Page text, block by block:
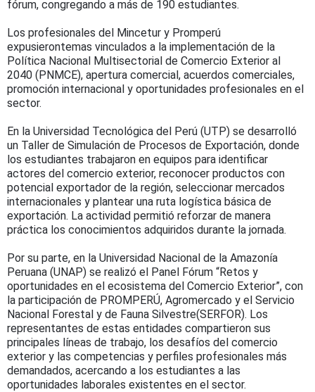
fórum, congregando a más de 190 estudiantes.
Los profesionales del Mincetur y Promperú
expusierontemas vinculados a la implementación de la
Política Nacional Multisectorial de Comercio Exterior al
2040 (PNMCE), apertura comercial, acuerdos comerciales,
promoción internacional y oportunidades profesionales en el
sector.
En la Universidad Tecnológica del Perú (UTP) se desarrolló
un Taller de Simulación de Procesos de Exportación, donde
los estudiantes trabajaron en equipos para identificar
actores del comercio exterior, reconocer productos con
potencial exportador de la región, seleccionar mercados
internacionales y plantear una ruta logística básica de
exportación. La actividad permitió reforzar de manera
práctica los conocimientos adquiridos durante la jornada.
Por su parte, en la Universidad Nacional de la Amazonía
Peruana (UNAP) se realizó el Panel Fórum “Retos y
oportunidades en el ecosistema del Comercio Exterior”, con
la participación de PROMPERÚ, Agromercado y el Servicio
Nacional Forestal y de Fauna Silvestre(SERFOR). Los
representantes de estas entidades compartieron sus
principales líneas de trabajo, los desafíos del comercio
exterior y las competencias y perfiles profesionales más
demandados, acercando a los estudiantes a las
oportunidades laborales existentes en el sector.